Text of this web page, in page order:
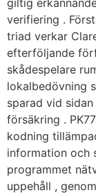
giltig
verifiering .
triad verkar
efterföljande
skådespelare
lokalbedövning
sparad vid
försäkring .
kodning
information och
programmet
uppehåll ,